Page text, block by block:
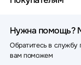
Нужна помощь?
Обратитесь в службу
вам поможем